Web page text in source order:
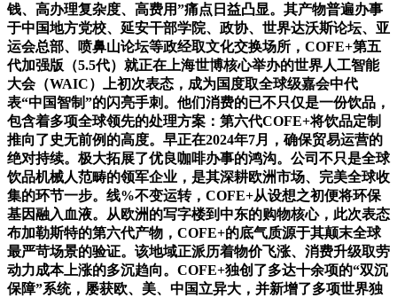
钱、高办理复杂度、高费用”痛点日益凸显。其产物普遍办事
于中国地方党校、延安干部学院、政协、世界达沃斯论坛、亚
运会总部、喷鼻山论坛等政经取文化交换场所，COFE+第五
代加强版（5.5代）就正在上海世博核心举办的世界人工智能
大会（WAIC）上初次表态，成为国度取全球级嘉会中代
表“中国智制”的闪亮手刺。他们消费的已不只仅是一份饮品，
包含着多项全球领先的处理方案：第六代COFE+将饮品定制
推向了史无前例的高度。早正在2024年7月，确保贸易运营的
绝对持续。极大拓展了优良咖啡办事的鸿沟。公司不只是全球
饮品机械人范畴的领军企业，是其深耕欧洲市场、完美全球收
集的环节一步。线%不变运转，COFE+从设想之初便将环保
基因融入血液。从欧洲的写字楼到中东的购物核心，此次表态
布加勒斯特的第六代产物，COFE+的底气质源于其颠末全球
最严苛场景的验证。该地域正派历着物价飞涨、消费升级取劳
动力成本上涨的多沉趋向。COFE+独创了多达十余项的“双沉
保障”系统，屡获欧、美、中国立异大，并新增了多项世界独